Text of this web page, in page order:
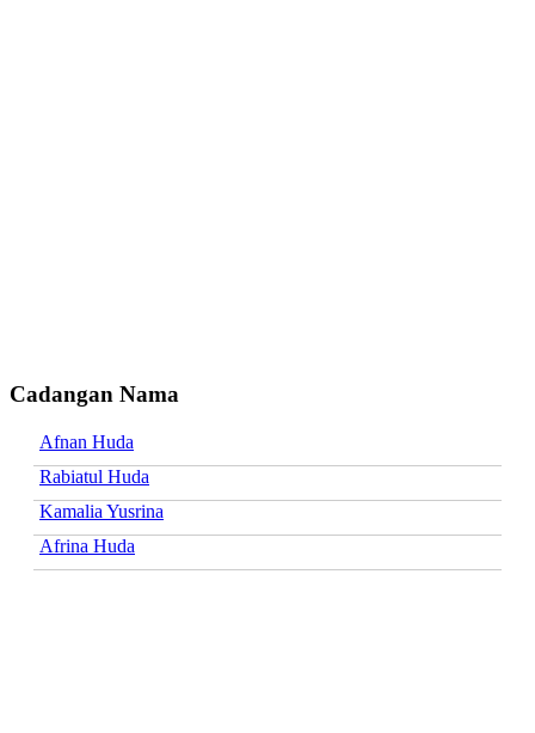
Cadangan Nama
Afnan Huda
Rabiatul Huda
Kamalia Yusrina
Afrina Huda